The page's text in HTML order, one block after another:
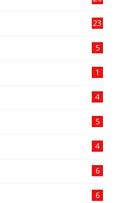
23
5
1
4
5
4
6
6